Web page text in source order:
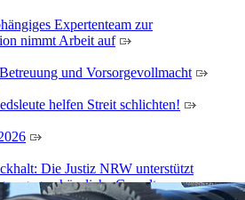
Expertenteam zur
nimmt Arbeit auf
und Vorsorgevollmacht
helfen Streit schlichten!
Die Justiz NRW unterstützt
gegen häusliche Gewalt